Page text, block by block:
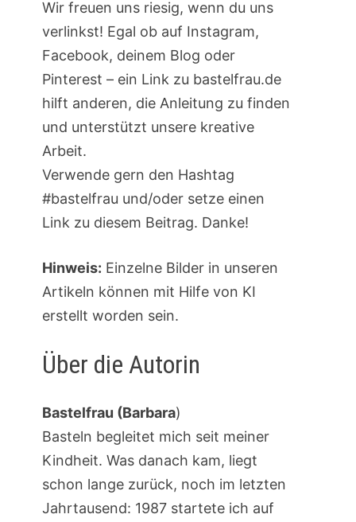
Wir freuen uns riesig, wenn du uns
verlinkst! Egal ob auf Instagram,
Facebook, deinem Blog oder
Pinterest – ein Link zu bastelfrau.de
hilft anderen, die Anleitung zu finden
und unterstützt unsere kreative
Arbeit.
Verwende gern den Hashtag
#bastelfrau und/oder setze einen
Link zu diesem Beitrag. Danke!
Hinweis: Einzelne Bilder in unseren
Artikeln können mit Hilfe von KI
erstellt worden sein.
Über die Autorin
Bastelfrau (Barbara)
Basteln begleitet mich seit meiner
Kindheit. Was danach kam, liegt
schon lange zurück, noch im letzten
Jahrtausend: 1987 startete ich auf